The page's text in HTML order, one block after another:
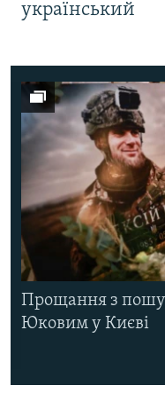
український
Прощання з
Юковим у Києві